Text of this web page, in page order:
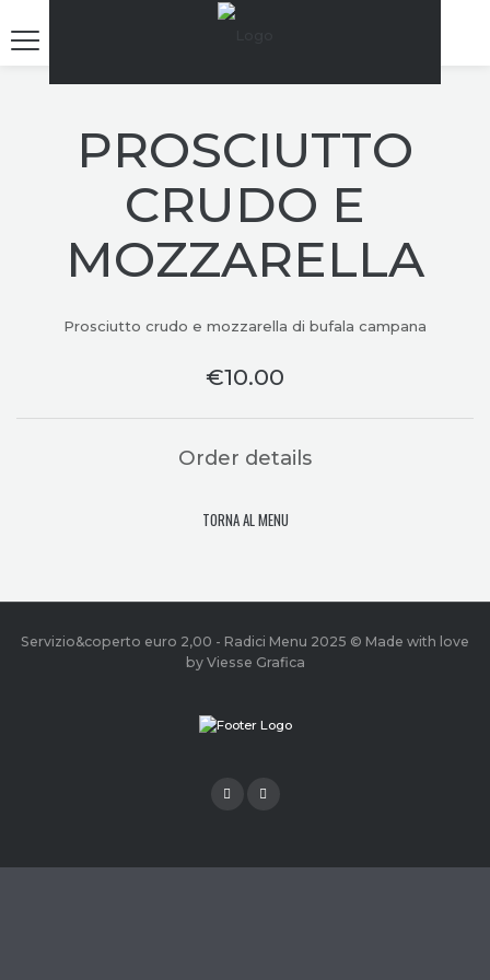
PROSCIUTTO
CRUDO E
MOZZARELLA
Prosciutto crudo e mozzarella di bufala campana
€10.00
Order details
TORNA AL MENU
Servizio&coperto euro 2,00 - Radici Menu 2025 © Made with love
by Viesse Grafica